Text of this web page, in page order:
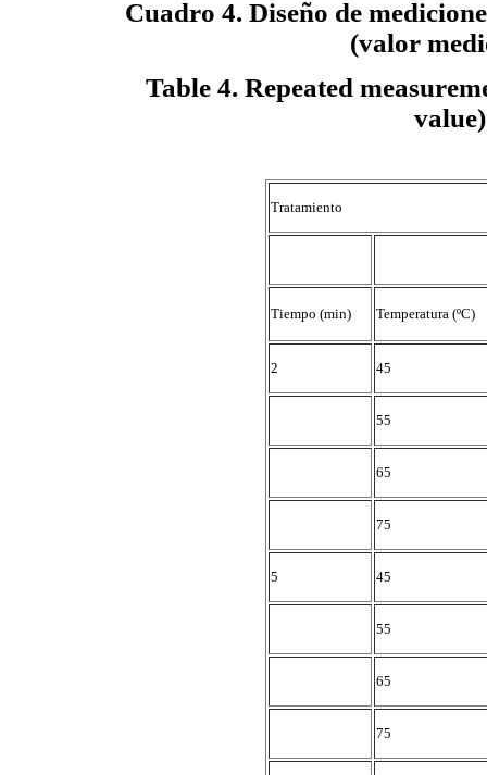
Cuadro 4. Diseño de
(valor
Table 4. Repeated
Tratamiento
Tiempo (min) Temperatura (ºC)
2 45
55
65
75
5 45
55
65
75